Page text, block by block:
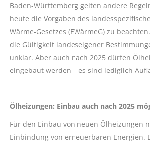
Baden-Württemberg gelten andere
heute die Vorgaben des
Wärme-Gesetzes (EWärmeG) zu
die Gültigkeit landeseigener
unklar. Aber auch nach 2025 dürfen
eingebaut werden – es sind lediglich
Ölheizungen: Einbau auch nach 2025
Für den Einbau von neuen Ölheizungen
Einbindung von erneuerbaren Energien.